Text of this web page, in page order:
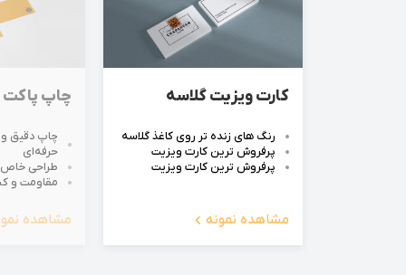
کارت ویزیت گلاسه
رنگ های زنده تر روی کاغذ گلاسه
پرفروش ترین کارت ویزیت
پرفروش ترین کارت ویزیت
مشاهده نمونه
چاپ پاکت
چاپ دقیق
حرفه‌ای
طراحی خاص
مقاومت و
مشاهده